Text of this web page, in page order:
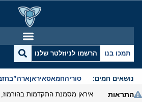
תמכו בנו הרשמו לניוזלטר שלנו
נושאים חמים: סוריהחמאסאיראןארה”ב
התראות